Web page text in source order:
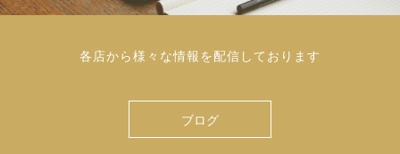
各店から様々な情報を配信しております
ブログ